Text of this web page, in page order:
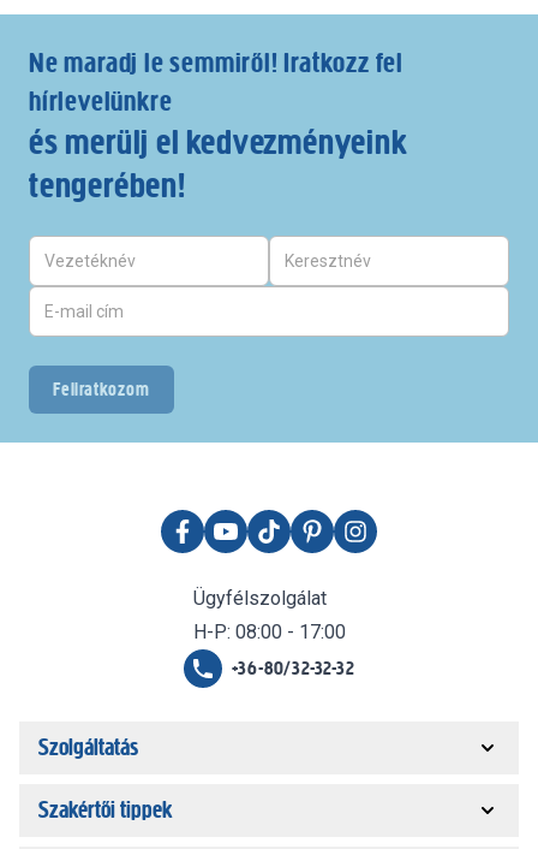
Ne maradj le semmiről! Iratkozz fel
hírlevelünkre
és merülj el kedvezményeink
tengerében!
Feliratkozom
Ügyfélszolgálat
H-P: 08:00 - 17:00
+36-80/32-32-32
Szolgáltatás
Szakértői tippek